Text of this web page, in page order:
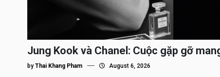
Jung Kook và Chanel: Cuộc gặp gỡ
by Thai Khang Pham August 6, 2026